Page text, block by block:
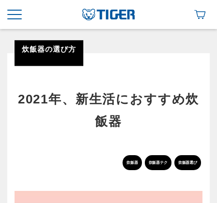
炊飯器の選び方
2021年、新生活におすすめ炊
飯器
炊飯器 炊飯器テク 炊飯器選び